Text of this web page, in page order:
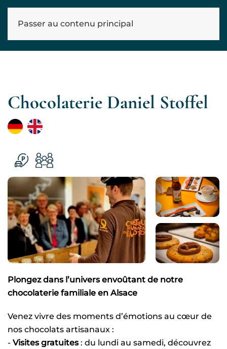
Passer au contenu principal
Chocolaterie Daniel Stoffel
Plongez dans l’univers envoûtant de notre
chocolaterie familiale en Alsace
Venez vivre des moments d’émotions au cœur de
nos chocolats artisanaux :
- Visites gratuites: du lundi au samedi, découvrez